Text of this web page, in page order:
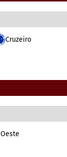
Cruzeiro
Oeste